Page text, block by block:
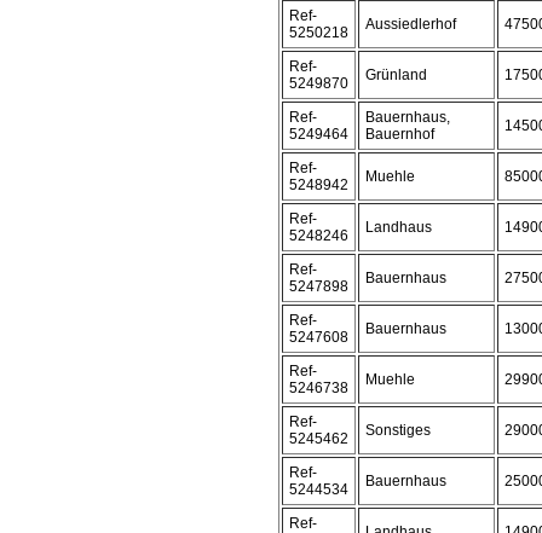
Ref-
5250218
Aussiedlerhof
Ref-
5249870
Grünland
Ref-
5249464
Bauernhaus,
Bauernhof
Ref-
5248942
Muehle
Ref-
5248246
Landhaus
Ref-
5247898
Bauernhaus
Ref-
5247608
Bauernhaus
Ref-
5246738
Muehle
Ref-
5245462
Sonstiges
Ref-
5244534
Bauernhaus
Ref-